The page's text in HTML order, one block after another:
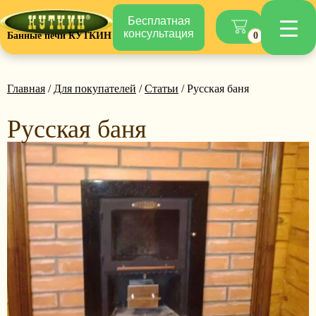
Банные печи КУТКИН
Бесплатная
консультация
0
Главная / Для покупателей /Статьи / Русская баня
Русская баня